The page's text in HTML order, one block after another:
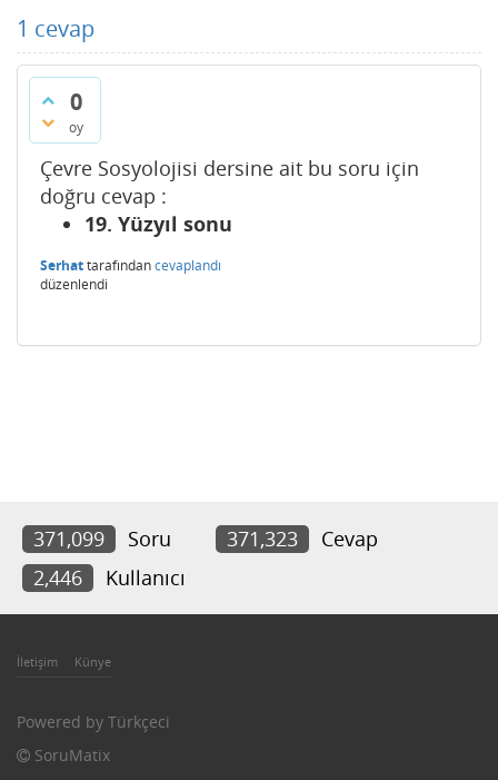
1 cevap
0
oy
Çevre Sosyolojisi dersine ait bu soru için
doğru cevap :
19. Yüzyıl sonu
Serhattarafındancevaplandı
düzenlendi
371,099 Soru 371,323
Cevap
2,446
Kullanıcı
İletişim Künye
Powered by Türkçeci
SoruMatix